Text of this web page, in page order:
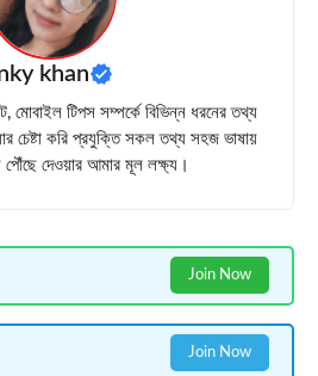
khan
মোবাইল টিপস সম্পর্কে বিভিন্ন ধরনের তথ্য
চেষ্টা করি প্রযুক্তি সকল তথ্য সহজ ভাষায়
পৌঁছে দেওয়ার আমার মূল লক্ষ্য।
Join Now
Join Now